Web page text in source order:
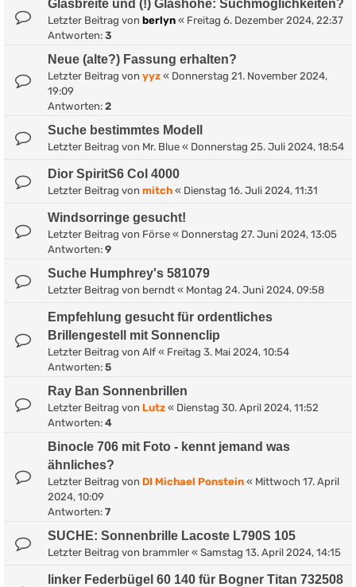
Glasbreite und (!) Glashöhe: Suchmöglichkeiten?
Letzter Beitrag von berlyn « Freitag 6. Dezember 2024, 22:37
Antworten: 3
Neue (alte?) Fassung erhalten?
Letzter Beitrag von yyz « Donnerstag 21. November 2024,
19:09
Antworten: 2
Suche bestimmtes Modell
Letzter Beitrag von Mr. Blue « Donnerstag 25. Juli 2024, 18:54
Dior SpiritS6 Col 4000
Letzter Beitrag von mitch « Dienstag 16. Juli 2024, 11:31
Windsorringe gesucht!
Letzter Beitrag von Förse « Donnerstag 27. Juni 2024, 13:05
Antworten: 9
Suche Humphrey's 581079
Letzter Beitrag von berndt « Montag 24. Juni 2024, 09:58
Empfehlung gesucht für ordentliches
Brillengestell mit Sonnenclip
Letzter Beitrag von Alf « Freitag 3. Mai 2024, 10:54
Antworten: 5
Ray Ban Sonnenbrillen
Letzter Beitrag von Lutz « Dienstag 30. April 2024, 11:52
Antworten: 4
Binocle 706 mit Foto - kennt jemand was
ähnliches?
Letzter Beitrag von DI Michael Ponstein « Mittwoch 17. April
2024, 10:09
Antworten: 7
SUCHE: Sonnenbrille Lacoste L790S 105
Letzter Beitrag von brammler « Samstag 13. April 2024, 14:15
linker Federbügel 60 140 für Bogner Titan 732508